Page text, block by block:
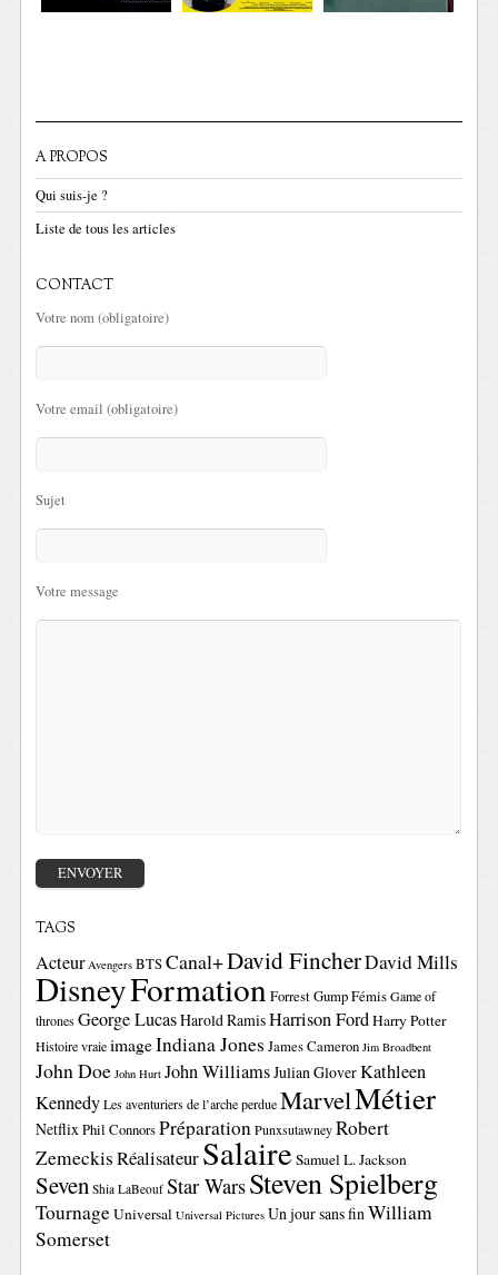
A PROPOS
Qui suis-je ?
Liste de tous les articles
CONTACT
Votre nom (obligatoire)
Votre email (obligatoire)
Sujet
Votre message
TAGS
Acteur Avengers BTSCanal+David FincherDavid Mills
DisneyFormationForrest GumpFémis Game of
thrones George LucasHarold RamisHarrison FordHarry Potter
Histoire vraie imageIndiana Jones James Cameron Jim Broadbent
John Doe John Hurt John WilliamsJulian GloverKathleen
Kennedy Les aventuriers de l’arche perdue MarvelMétier
NetflixPhil ConnorsPréparation Punxsutawney Robert
ZemeckisRéalisateurSalaire Samuel L. Jackson
Seven Shia LaBeouf Star WarsSteven Spielberg
TournageUniversal Universal Pictures Un jour sans finWilliam
Somerset